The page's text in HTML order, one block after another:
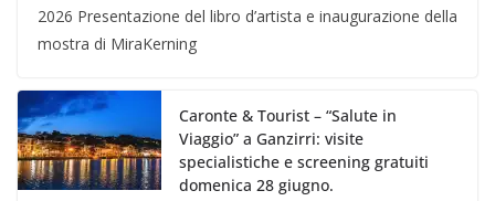
2026 Presentazione del libro d’artista e inaugurazione della
mostra di MiraKerning
Caronte & Tourist – “Salute in
Viaggio” a Ganzirri: visite
specialistiche e screening gratuiti
domenica 28 giugno.